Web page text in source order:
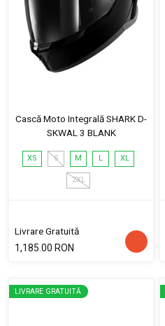
Cască Moto Integrală SHARK D-
SKWAL 3 BLANK
XS S M L XL
2XL
Livrare Gratuită
1,185.00 RON
LIVRARE GRATUITĂ